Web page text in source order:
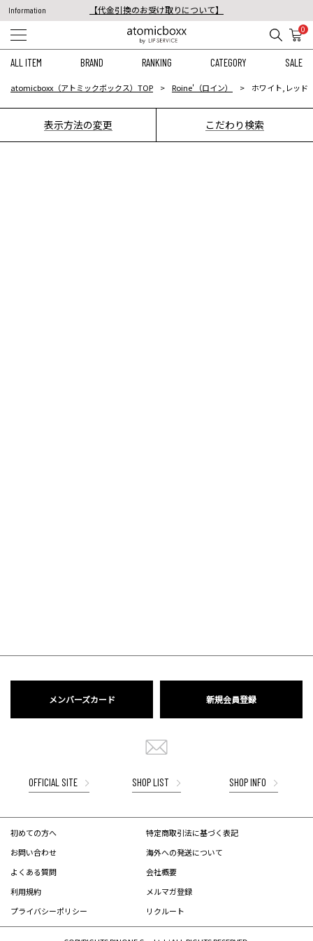
Information
【代金引換のお受け取りについて】
税込11,000円以上のご注文で送料無料！
0
ALL ITEM BRAND RANKING CATEGORY SALE
atomicboxx（アトミックボックス）TOP Roine'（ロイン） ホワイト,レッド
表示方法の変更 こだわり検索
メンバーズカード 新規会員登録
OFFICIAL SITE SHOP LIST SHOP INFO
初めての方へ
お問い合わせ
よくある質問
利用規約
プライバシーポリシー
特定商取引法に基づく表記
海外への発送について
会社概要
メルマガ登録
リクルート